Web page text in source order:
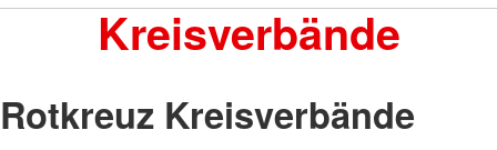
Kreisverbände
Rotkreuz Kreisverbände